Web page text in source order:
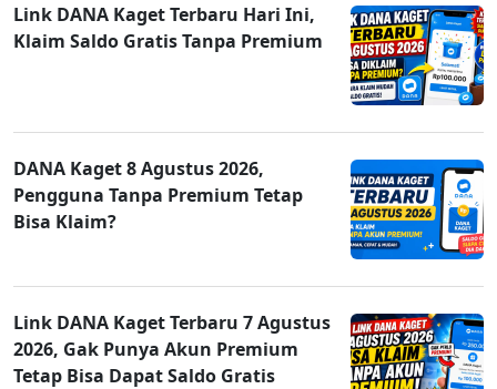
Link DANA Kaget Terbaru Hari Ini,
Klaim Saldo Gratis Tanpa Premium
DANA Kaget 8 Agustus 2026,
Pengguna Tanpa Premium Tetap
Bisa Klaim?
Link DANA Kaget Terbaru 7 Agustus
2026, Gak Punya Akun Premium
Tetap Bisa Dapat Saldo Gratis